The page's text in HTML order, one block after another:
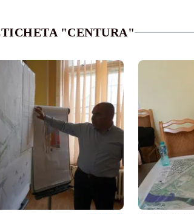
"CENTURA"